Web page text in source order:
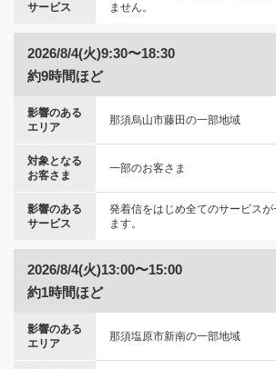
サービス
ません。
2026/8/4(火)9:30〜18:30
約9時間ほど
影響のある
エリア
那須烏山市藤田の一部地域
対象となる
お客さま
一部のお客さま
影響のある
サービス
発着信をはじめ全てのサービス
ます。
2026/8/4(火)13:00〜15:00
約1時間ほど
影響のある
エリア
那須塩原市新南の一部地域